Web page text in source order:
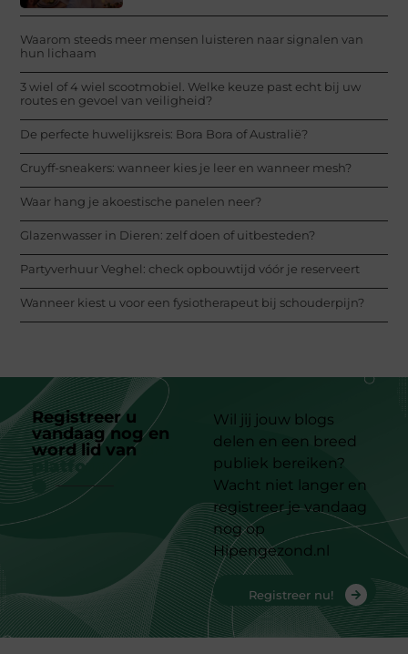
Waarom steeds meer mensen luisteren naar signalen van
hun lichaam
3 wiel of 4 wiel scootmobiel. Welke keuze past echt bij uw
routes en gevoel van veiligheid?
De perfecte huwelijksreis: Bora Bora of Australië?
Cruyff-sneakers: wanneer kies je leer en wanneer mesh?
Waar hang je akoestische panelen neer?
Glazenwasser in Dieren: zelf doen of uitbesteden?
Partyverhuur Veghel: check opbouwtijd vóór je reserveert
Wanneer kiest u voor een fysiotherapeut bij schouderpijn?
Registreer u
vandaag nog en
word lid van
platform
Wil jij jouw blogs
delen en een breed
publiek bereiken?
Wacht niet langer en
registreer je vandaag
nog op
Hipengezond.nl
Registreer nu!